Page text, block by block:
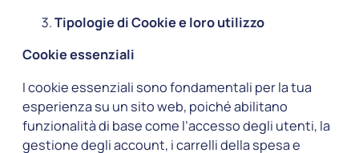
Tipologie di Cookie e loro utilizzo
Cookie essenziali
I cookie essenziali sono fondamentali per la tua
esperienza su un sito web, poiché abilitano
funzionalità di base come l’accesso degli utenti, la
gestione degli account, i carrelli della spesa e